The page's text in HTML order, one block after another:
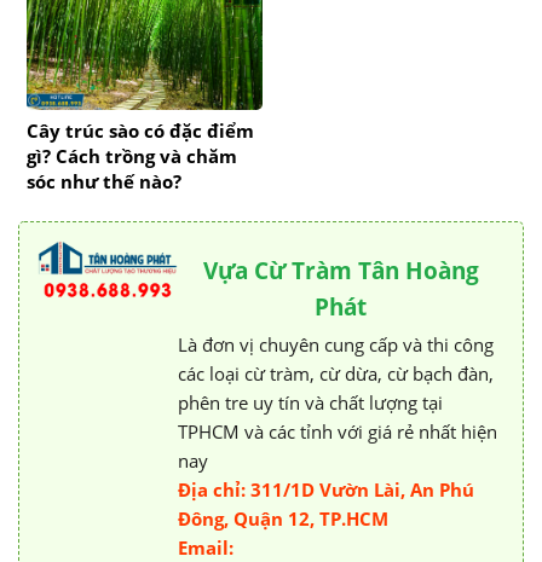
Cây trúc sào có đặc điểm
gì? Cách trồng và chăm
sóc như thế nào?
Vựa Cừ Tràm Tân Hoàng
Phát
Là đơn vị chuyên cung cấp và thi công
các loại cừ tràm, cừ dừa, cừ bạch đàn,
phên tre uy tín và chất lượng tại
TPHCM và các tỉnh với giá rẻ nhất hiện
nay
Địa chỉ: 311/1D Vườn Lài, An Phú
Đông, Quận 12, TP.HCM
Email: